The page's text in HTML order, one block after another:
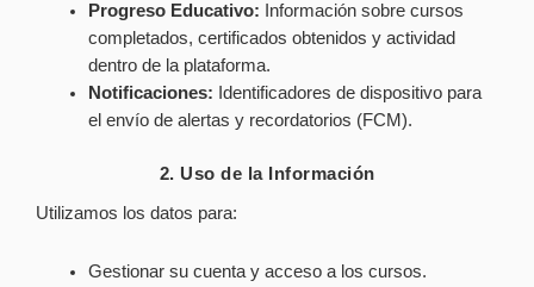
Progreso Educativo: Información sobre cursos
completados, certificados obtenidos y actividad
dentro de la plataforma.
Notificaciones: Identificadores de dispositivo para
el envío de alertas y recordatorios (FCM).
2. Uso de la Información
Utilizamos los datos para:
Gestionar su cuenta y acceso a los cursos.